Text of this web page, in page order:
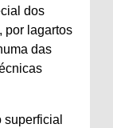
dos
por lagartos
das